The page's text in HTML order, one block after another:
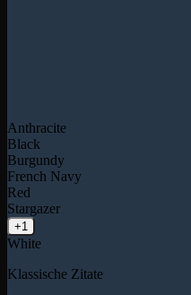
Anthracite
Black
Burgundy
French Navy
Red
Stargazer
+1
White
Klassische Zitate